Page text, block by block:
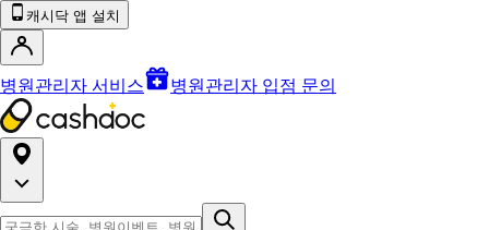
캐시닥 앱 설치
병원관리자 서비스 병원관리자 입점 문의